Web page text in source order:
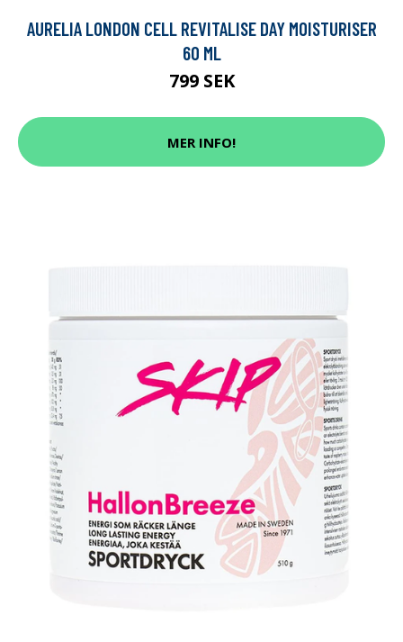
AURELIA LONDON CELL REVITALISE DAY MOISTURISER
60 ML
799 SEK
MER INFO!